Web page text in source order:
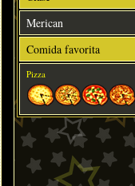
Merican
Comida favorita
Pizza